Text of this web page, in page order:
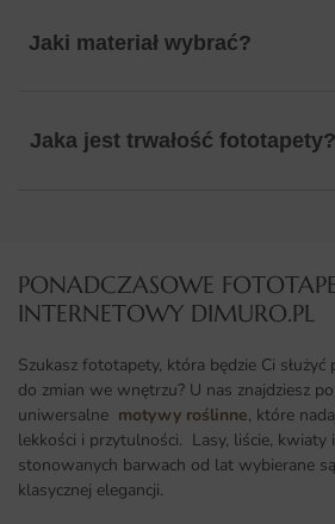
Jaki materiał wybrać?
Jaka jest trwałość fototapety?
PONADCZASOWE
INTERNETOWY DIMURO.PL​
Szukasz fototapety, która będzie Ci
do zmian we wnętrzu? U nas znajdziesz
uniwersalne motywy roślinne, które
lekkości i przytulności. Lasy, liście, kwiaty
stonowanych barwach od lat wybierane
klasycznej elegancji.